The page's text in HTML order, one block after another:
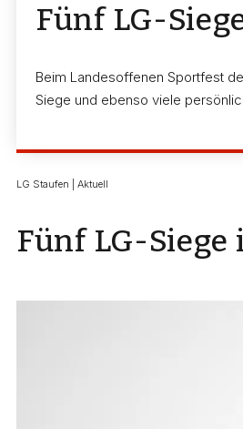
Fünf LG-
Beim Landesoffenen Sportfest
Siege und ebenso viele
LG Staufen | Aktuell
Fünf LG-